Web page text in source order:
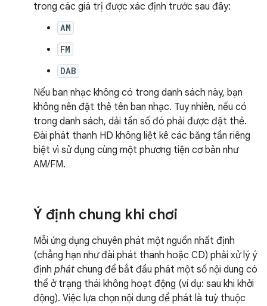
trong các giá trị được xác định trước sau đây:
AM
FM
DAB
Nếu ban nhạc không có trong danh sách này, bạn
không nên đặt thẻ tên ban nhạc. Tuy nhiên, nếu có
trong danh sách, dải tần số đó phải được đặt thẻ.
Đài phát thanh HD không liệt kê các băng tần riêng
biệt vì sử dụng cùng một phương tiện cơ bản như
AM/FM.
Ý định chung khi chơi
Mỗi ứng dụng chuyên phát một nguồn nhất định
(chẳng hạn như đài phát thanh hoặc CD) phải xử lý ý
định phát chung để bắt đầu phát một số nội dung có
thể ở trạng thái không hoạt động (ví dụ: sau khi khởi
động). Việc lựa chọn nội dung để phát là tuỳ thuộc